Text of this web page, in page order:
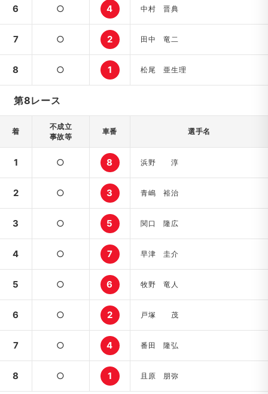
6 ○ 4 中村 晋典
7 ○ 2 田中 竜二
8 ○ 1 松尾 亜生理
第8レース
着
不成立
事故等
車番 選手名
1 ○ 8 浜野 淳
2 ○ 3 青嶋 裕治
3 ○ 5 関口 隆広
4 ○ 7 早津 圭介
5 ○ 6 牧野 竜人
6 ○ 2 戸塚 茂
7 ○ 4 番田 隆弘
8 ○ 1 且原 朋弥